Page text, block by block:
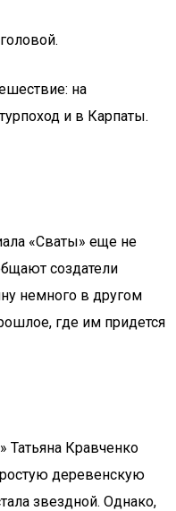
на
и в Карпаты.
«Сваты» еще не
создатели
немного в другом
где им придется
Татьяна Кравченко
деревенскую
звездной. Однако,